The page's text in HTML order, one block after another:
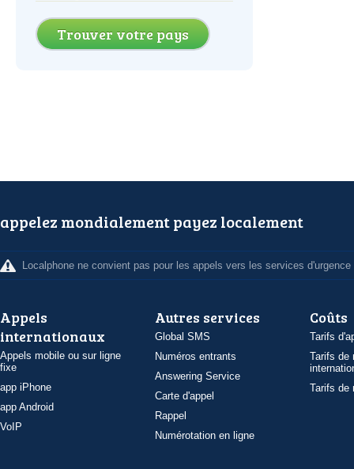
Trouver votre pays
appelez mondialement payez localement
Localphone ne convient pas pour les appels vers les services d'urgence
Appels
internationaux
Appels mobile ou sur ligne
fixe
app iPhone
app Android
VoIP
Autres services
Global SMS
Numéros entrants
Answering Service
Carte d'appel
Rappel
Numérotation en ligne
Coûts
Tarifs
Tarifs de
Tarifs de